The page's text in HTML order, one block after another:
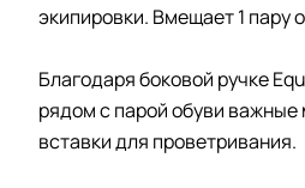
экипировки. Вмещает 1 пару
Благодаря боковой ручке
рядом с парой обуви
вставки для проветривания.